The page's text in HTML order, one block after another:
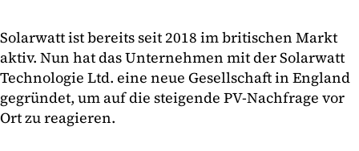
Solarwatt ist bereits seit 2018 im britischen Markt
aktiv. Nun hat das Unternehmen mit der Solarwatt
Technologie Ltd. eine neue Gesellschaft in England
gegründet, um auf die steigende PV-Nachfrage vor
Ort zu reagieren.